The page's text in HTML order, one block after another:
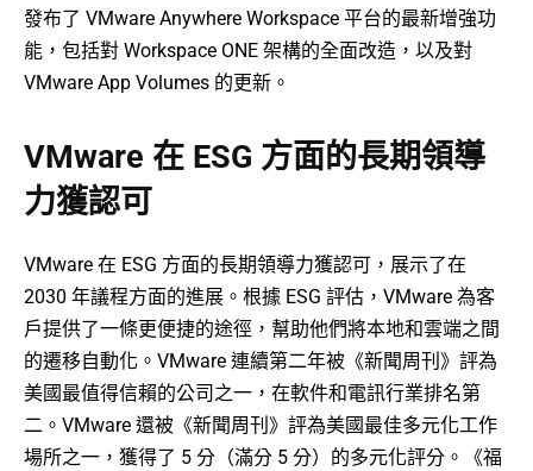
發布了 VMware Anywhere Workspace 平台的最新增強功
能，包括對 Workspace ONE 架構的全面改造，以及對
VMware App Volumes 的更新。
VMware 在 ESG 方面的長期領導
力獲認可
VMware 在 ESG 方面的長期領導力獲認可，展示了在
2030 年議程方面的進展。根據 ESG 評估，VMware 為客
戶提供了一條更便捷的途徑，幫助他們將本地和雲端之間
的遷移自動化。VMware 連續第二年被《新聞周刊》評為
美國最值得信賴的公司之一，在軟件和電訊行業排名第
二。VMware 還被《新聞周刊》評為美國最佳多元化工作
場所之一，獲得了 5 分（滿分 5 分）的多元化評分。《福